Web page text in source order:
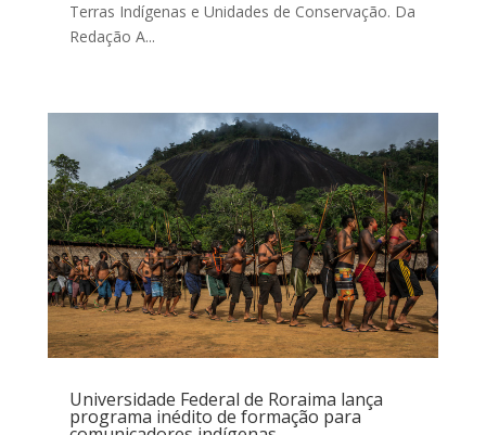
Terras Indígenas e Unidades de Conservação. Da
Redação A...
Universidade Federal de Roraima lança
programa inédito de formação para